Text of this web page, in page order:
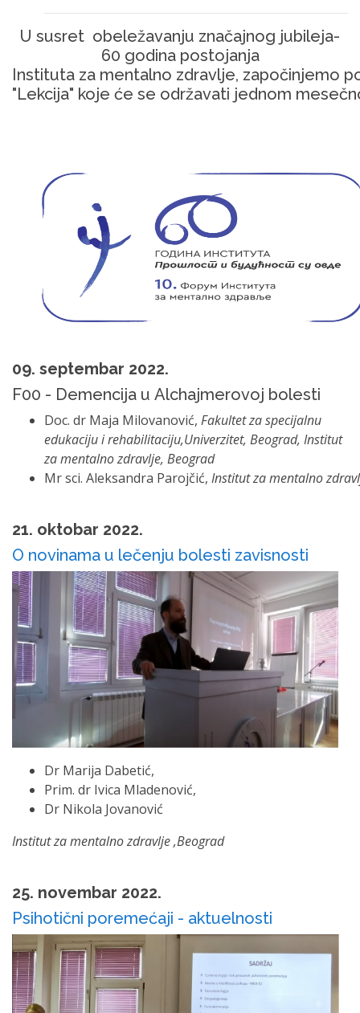
U susret obeležavanju značajnog jubileja-
60 godina postojanja
Instituta za mentalno zdravlje, započinjemo
"Lekcija" koje će se održavati jednom
09. septembar 2022.
F00 - Demencija u Alchajmerovoj bolesti
Doc. dr Maja Milovanović, Fakultet za specijalnu
edukaciju i rehabilitaciju,Univerzitet, Beograd, Institut
za mentalno zdravlje, Beograd
Mr sci. Aleksandra Parojčić, Institut za mentalno
21. oktobar 2022.
O novinama u lečenju bolesti zavisnosti
Dr Marija Dabetić,
Prim. dr Ivica Mladenović,
Dr Nikola Jovanović
Institut za mentalno zdravlje ,Beograd
25. novembar 2022.
Psihotični poremećaji - aktuelnosti